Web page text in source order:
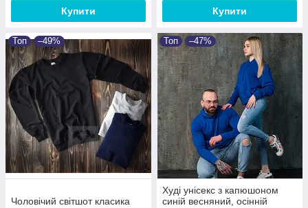
Купити Купити
Топ –49%
Чоловічий світшот класика
Топ –47%
Худі унісекс з капюшоном
синій весняний, осінній